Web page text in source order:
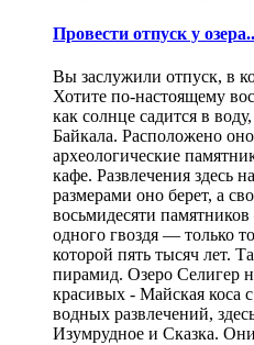
Провести отпуск у озера..
Вы заслужили отпуск, в
Хотите по-настоящему
как солнце садится в
Байкала. Расположено
археологические
кафе. Развлечения здесь
размерами оно берет, а
восьмидесяти
одного гвоздя — только
которой пять тысяч лет.
пирамид. Озеро Селигер
красивых - Майская коса
водных развлечений,
Изумрудное и Сказка.